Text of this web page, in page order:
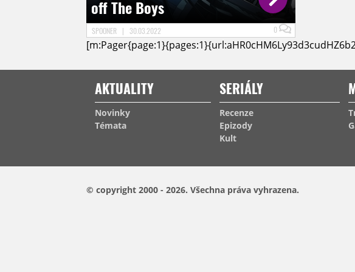
off The Boys
SPOONER | 30.03.2022 0
AKTUALITY
Novinky
Témata
SERIÁLY
Recenze
Epizody
Kult
© copyright 2000 - 2026. Všechna práva vyhrazena.